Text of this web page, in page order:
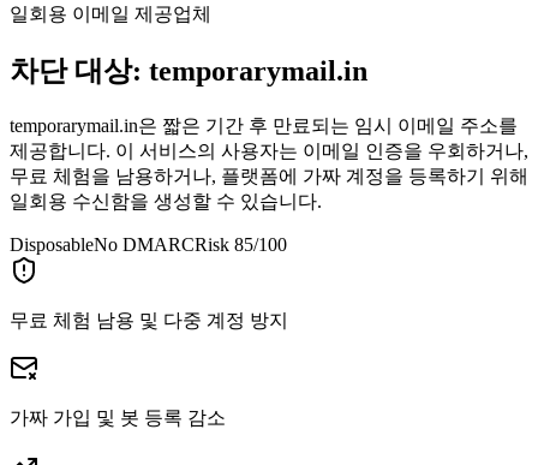
일회용 이메일 제공업체
차단 대상: temporarymail.in
temporarymail.in은 짧은 기간 후 만료되는 임시 이메일 주소를
제공합니다. 이 서비스의 사용자는 이메일 인증을 우회하거나,
무료 체험을 남용하거나, 플랫폼에 가짜 계정을 등록하기 위해
일회용 수신함을 생성할 수 있습니다.
DisposableNo DMARCRisk 85/100
무료 체험 남용 및 다중 계정 방지
가짜 가입 및 봇 등록 감소